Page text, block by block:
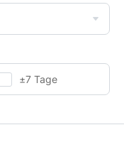
±7 Tage